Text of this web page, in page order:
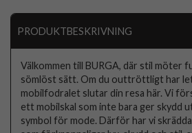
PRODUKTBESKRIVNING
Välkommen till BURGA, där stil möter
sömlöst sätt. Om du outtröttligt har
mobilfodralet slutar din resa här. Vi
ett mobilskal som inte bara ger skydd
symbol för mode. Därför har vi